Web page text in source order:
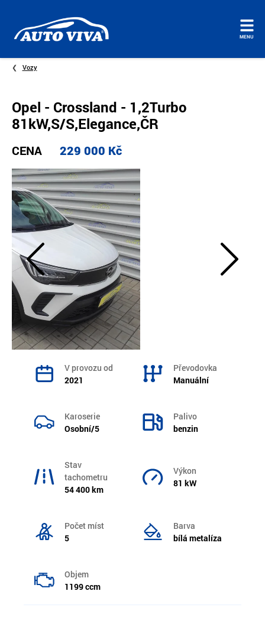
Úvodní
MENU
Vozy
Opel - Crossland - 1,2Turbo
81kW,S/S,Elegance,ČR
CENA 229 000 Kč
V provozu od
2021
Převodovka
Manuální
Karoserie
Osobní/5
Palivo
benzin
Stav
tachometru
54 400 km
Výkon
81 kW
Počet míst
5
Barva
bílá metalíza
Objem
1199 ccm